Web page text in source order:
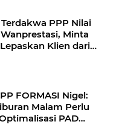
PPP Nilai
Minta
Klien dari
FORMASI Nigel:
Malam Perlu
PAD